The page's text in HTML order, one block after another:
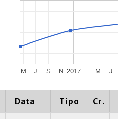
2017
M J S N M J
Data Tipo Cr.